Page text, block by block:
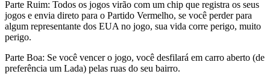
Parte Ruim: Todos os jogos virão com um chip que registra os seus
jogos e envia direto para o Partido Vermelho, se você perder para
algum representante dos EUA no jogo, sua vida corre perigo, muito
perigo.
Parte Boa: Se você vencer o jogo, você desfilará em carro aberto (de
preferência um Lada) pelas ruas do seu bairro.